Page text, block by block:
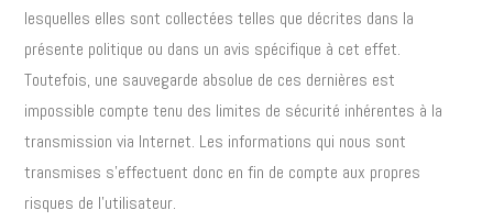
lesquelles elles sont collectées telles que décrites dans la
présente politique ou dans un avis spécifique à cet effet.
Toutefois, une sauvegarde absolue de ces dernières est
impossible compte tenu des limites de sécurité inhérentes à la
transmission via Internet. Les informations qui nous sont
transmises s’effectuent donc en fin de compte aux propres
risques de l’utilisateur.